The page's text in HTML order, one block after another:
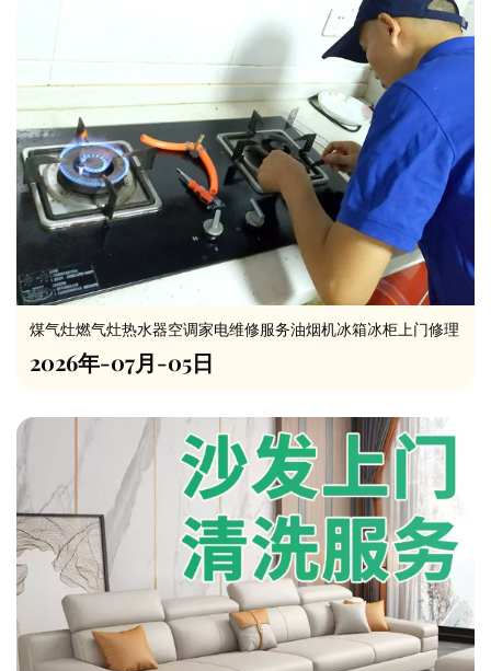
煤气灶燃气灶热水器空调家电维修服务油烟机冰箱冰柜上门修理
2026年-07月-05日